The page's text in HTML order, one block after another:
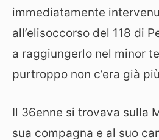
immediatamente
all’elisoccorso del 118 di
a raggiungerlo nel minor
purtroppo non c’era già
Il 36enne si trovava sulla
sua compagna e al suo